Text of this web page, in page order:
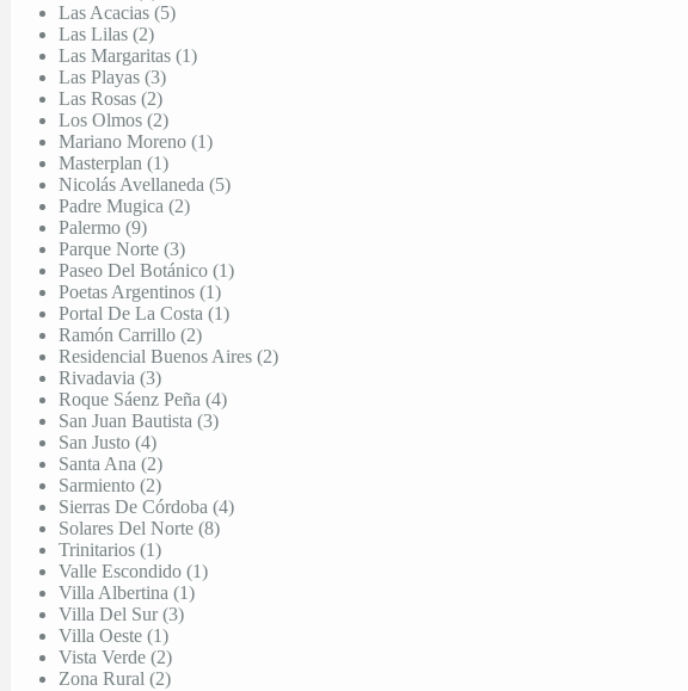
Las Acacias (5)
Las Lilas (2)
Las Margaritas (1)
Las Playas (3)
Las Rosas (2)
Los Olmos (2)
Mariano Moreno (1)
Masterplan (1)
Nicolás Avellaneda (5)
Padre Mugica (2)
Palermo (9)
Parque Norte (3)
Paseo Del Botánico (1)
Poetas Argentinos (1)
Portal De La Costa (1)
Ramón Carrillo (2)
Residencial Buenos Aires (2)
Rivadavia (3)
Roque Sáenz Peña (4)
San Juan Bautista (3)
San Justo (4)
Santa Ana (2)
Sarmiento (2)
Sierras De Córdoba (4)
Solares Del Norte (8)
Trinitarios (1)
Valle Escondido (1)
Villa Albertina (1)
Villa Del Sur (3)
Villa Oeste (1)
Vista Verde (2)
Zona Rural (2)